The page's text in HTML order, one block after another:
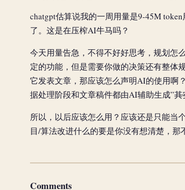
chatgpt估算说我的一周用量是9-45M
了。这是在压榨AI牛马吗？
今天用量告急，不得不好好思考，规划怎
定的功能，但是需要你做的决策还有整体
它发表文章，那应该怎么声明AI的使用啊
据处理阶段和文章稿件都由AI辅助生成”其
所以，以后应该怎么用？应该还是只能当
目/算法改进什么的要是你没有想清楚，那
Comments